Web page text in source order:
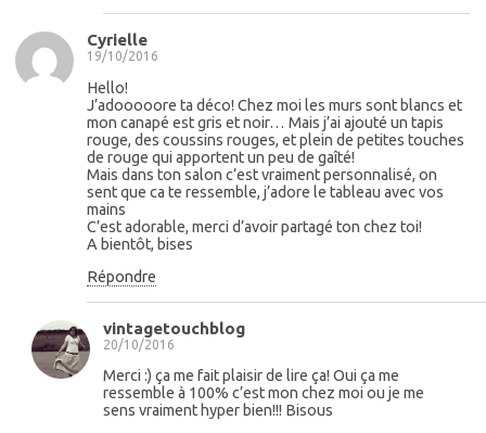
Cyrielle
19/10/2016
Hello!
J’adooooore ta déco! Chez moi les murs sont blancs et
mon canapé est gris et noir… Mais j’ai ajouté un tapis
rouge, des coussins rouges, et plein de petites touches
de rouge qui apportent un peu de gaîté!
Mais dans ton salon c’est vraiment personnalisé, on
sent que ca te ressemble, j’adore le tableau avec vos
mains
C’est adorable, merci d’avoir partagé ton chez toi!
A bientôt, bises
Répondre
vintagetouchblog
20/10/2016
Merci :) ça me fait plaisir de lire ça! Oui ça me
ressemble à 100% c’est mon chez moi ou je me
sens vraiment hyper bien!!! Bisous